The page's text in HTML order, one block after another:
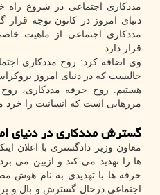
مددکاری اجتماعی در شروع راه
دنیای امروز در کانون توجه
مددکاری اجتماعی از ماهیت
قرار دارد.
وی اضافه کرد: روح مددکاری
حالیست که در دنیای امروز
هستیم. روح حرفه مددکاری،
مرزهایی است که انسانیت را خرد
گسترش مددکاری در دنیای
معاون وزیر دادگستری با اعلان
ها را تهدید می کند و ازبین می
حرفه ها با تهدیدی به نام هوش
اجتماعی درحال گسترش و بال و